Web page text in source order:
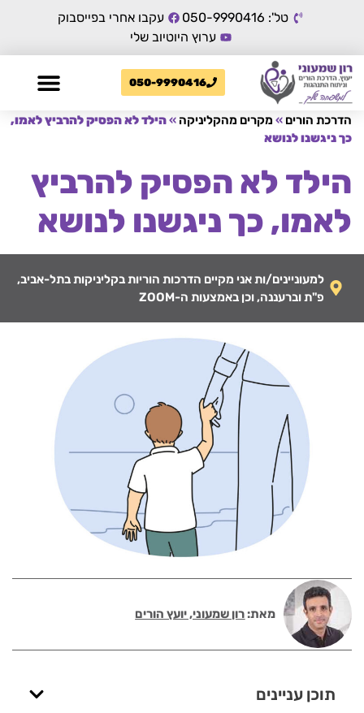
טל': 050-9990416
עקבו אחרי בפייסבוק
ערוץ היוטיוב שלי
050-9990416
הדרכת הורים » מקרים מהקליניקה »הילד לא הפסיק להרביץ לאמו,
כך ניגשנו לנושא
הילד לא הפסיק להרביץ
לאמו, כך ניגשנו לנושא
למעוניינים/ות אני מקיים הדרכות הוריות בקליניקות בתל-אביב,
פ"ת וברעננה, וכן באמצעות ה-ZOOM
מאת:רון שמעוני, יועץ הורים
תוכן עניינים